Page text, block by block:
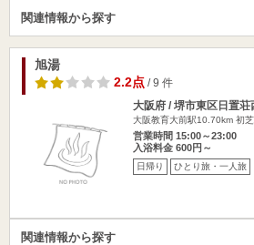
関連情報から探す
旭湯
2.2点/ 9 件
大阪府 / 堺市東区日置荘
大阪教育大前駅10.70km 初
営業時間 15:00～23:00
入浴料金 600円～
日帰り ひとり旅・一人旅
関連情報から探す